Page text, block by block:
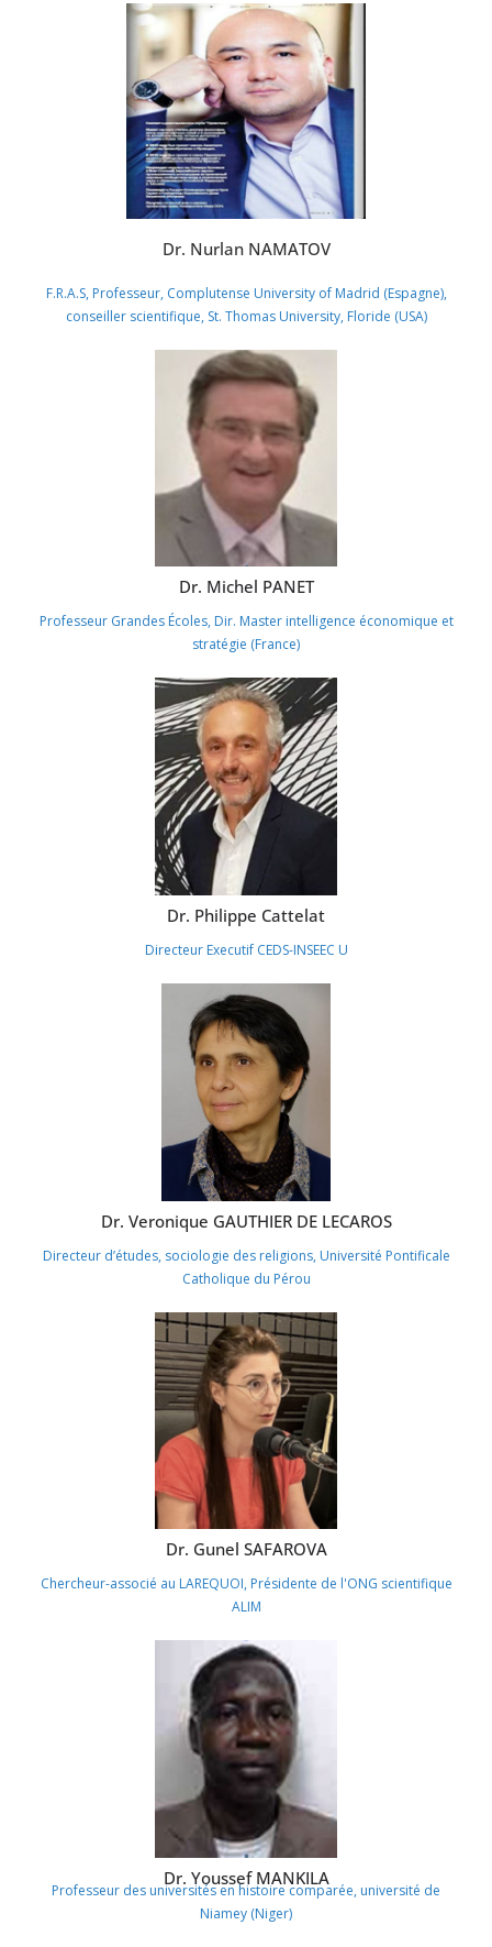
Dr. Nurlan NAMATOV
F.R.A.S, Professeur, Complutense University of Madrid (Espagne),
conseiller scientifique, St. Thomas University, Floride (USA)
Dr. Michel PANET
Professeur Grandes Écoles, Dir. Master intelligence économique et
stratégie (France)
Dr. Philippe Cattelat
Directeur Executif CEDS-INSEEC U
Dr. Veronique GAUTHIER DE LECAROS
Directeur d’études, sociologie des religions, Université Pontificale
Catholique du Pérou
Dr. Gunel SAFAROVA
Chercheur-associé au LAREQUOI, Présidente de l'ONG scientifique
ALIM
Dr. Youssef MANKILA
Professeur des universités en histoire comparée, université de
Niamey (Niger)